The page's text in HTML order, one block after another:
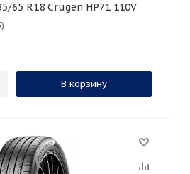
235/65 R18 Crugen HP71 110V
В корзину